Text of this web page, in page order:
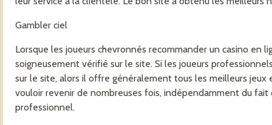
Gambler ciel
Lorsque les joueurs chevronnés recommander un casino en
soigneusement vérifié sur le site. Si les joueurs
sur le site, alors il offre généralement tous les meilleurs jeux
vouloir revenir de nombreuses fois, indépendamment du fait
professionnel.